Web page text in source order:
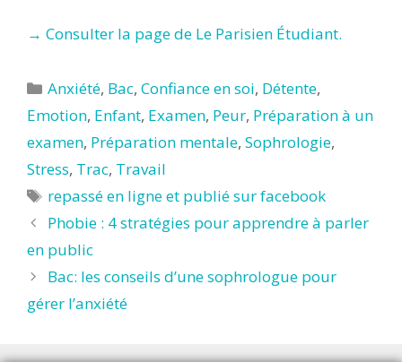
→ Consulter la page de Le Parisien Étudiant.
Catégories
Anxiété, Bac,Confiance en soi, Détente,
Emotion, Enfant, Examen, Peur, Préparation à un
examen, Préparation mentale, Sophrologie,
Stress, Trac, Travail
Étiquettes
repassé en ligne et publié sur facebook
Phobie : 4 stratégies pour apprendre à parler
en public
Bac: les conseils d’une sophrologue pour
gérer l’anxiété